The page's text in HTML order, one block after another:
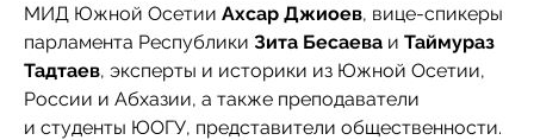
МИД Южной Осетии Ахсар Джиоев, вице-спикеры
парламента Республики Зита Бесаева и Таймураз
Тадтаев, эксперты и историки из Южной Осетии,
России и Абхазии, а также преподаватели
и студенты ЮОГУ, представители общественности.